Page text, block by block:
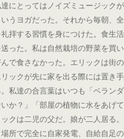
にとってはノイズミュージックが
うヨガだった。それから毎朝、
拝する習慣を身につけた。食生
送った。私は自然栽培の野菜を買
んで食さなかった。エリックは街
ックが先に家を出る際には置き
私達の合言葉はいつも「ベラン
いか？」「部屋の植物に水をあげ
クは二児の父だ。娘が二人居る
所で完全に自家発電、自給自足